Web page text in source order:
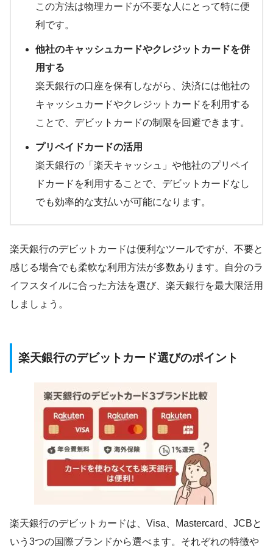
この方法は物理カードが不要な人にとって特に便
利です。
他社のキャッシュカードやクレジットカードを併
用する
楽天銀行の口座を保有しながら、決済には他社の
キャッシュカードやクレジットカードを利用する
ことで、デビットカードの制限を回避できます。
プリペイドカードの活用
楽天銀行の「楽天キャッシュ」や他社のプリペイ
ドカードを利用することで、デビットカードなし
でも効率的な支払いが可能になります。
楽天銀行のデビットカードは便利なツールですが、不要と
感じる場合でも柔軟な利用方法が多数あります。自分のラ
イフスタイルに合った方法を選び、楽天銀行を最大限活用
しましょう。
楽天銀行のデビットカード選びのポイント
楽天銀行のデビットカードは、Visa、Mastercard、JCBと
いう3つの国際ブランドから選べます。それぞれの特徴や